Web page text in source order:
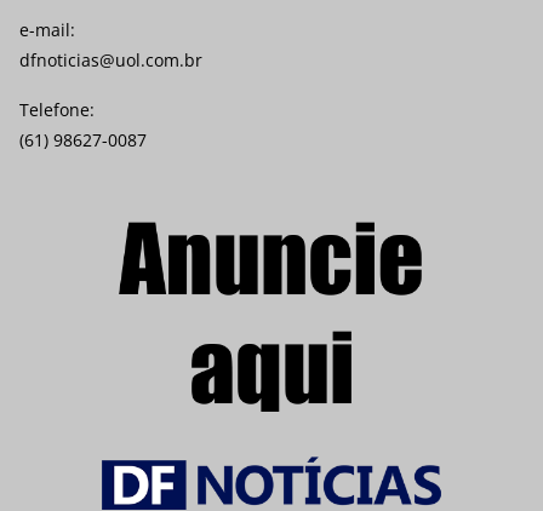
e-mail:
dfnoticias@uol.com.br
Telefone:
(61) 98627-0087